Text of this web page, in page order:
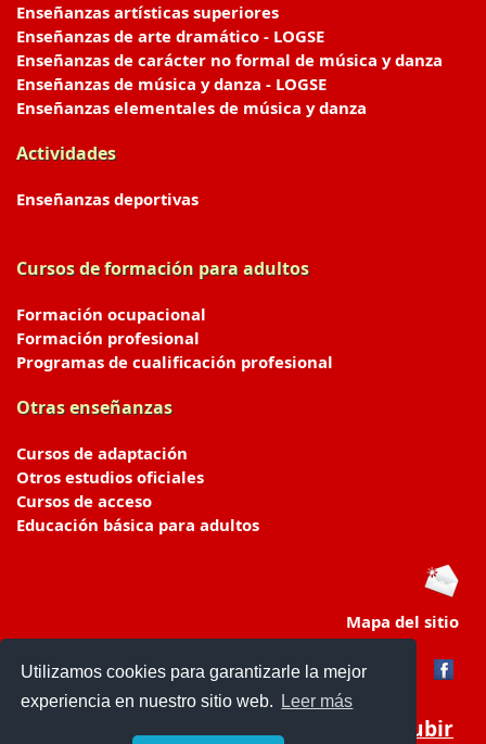
Utilizamos cookies para garantizarle la mejor
experiencia en nuestro sitio web.
Leer más
Enseñanzas artísticas superiores
Enseñanzas de arte dramático - LOGSE
Enseñanzas de carácter no formal de música y danza
Enseñanzas de música y danza - LOGSE
Enseñanzas elementales de música y danza
Actividades
Enseñanzas deportivas
Cursos de formación para adultos
Formación ocupacional
Formación profesional
Programas de cualificación profesional
Otras enseñanzas
Cursos de adaptación
Otros estudios oficiales
Cursos de acceso
Educación básica para adultos
Mapa del sitio
Subir